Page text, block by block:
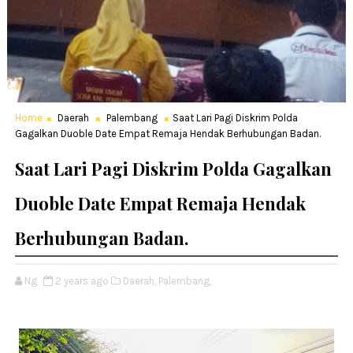
Home Daerah Palembang
Saat Lari Pagi Diskrim Polda
Gagalkan Duoble Date Empat Remaja Hendak Berhubungan Badan.
Saat Lari Pagi Diskrim Polda Gagalkan
Duoble Date Empat Remaja Hendak
Berhubungan Badan.
Ng 2 years ago Daerah, Palembang,